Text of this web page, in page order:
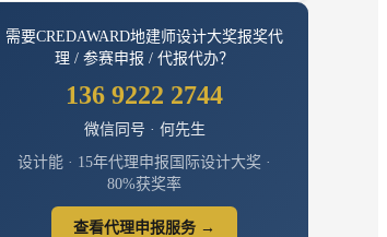
需要CREDAWARD地建师设计大奖报奖代
理 / 参赛申报 / 代报代办？
136 9222 2744
微信同号 · 何先生
设计能 · 15年代理申报国际设计大奖 ·
80%获奖率
查看代理申报服务 →